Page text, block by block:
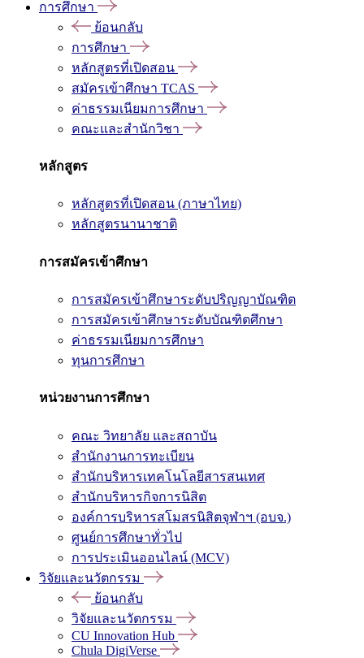
การศึกษา
ย้อนกลับ
การศึกษา
หลักสูตรที่เปิดสอน
สมัครเข้าศึกษา TCAS
ค่าธรรมเนียมการศึกษา
คณะและสำนักวิชา
หลักสูตร
หลักสูตรที่เปิดสอน (ภาษาไทย)
หลักสูตรนานาชาติ
การสมัครเข้าศึกษา
การสมัครเข้าศึกษาระดับปริญญาบัณฑิต
การสมัครเข้าศึกษาระดับบัณฑิตศึกษา
ค่าธรรมเนียมการศึกษา
ทุนการศึกษา
หน่วยงานการศึกษา
คณะ วิทยาลัย และสถาบัน
สำนักงานการทะเบียน
สำนักบริหารเทคโนโลยีสารสนเทศ
สำนักบริหารกิจการนิสิต
องค์การบริหารสโมสรนิสิตจุฬาฯ (อบจ.)
ศูนย์การศึกษาทั่วไป
การประเมินออนไลน์ (MCV)
วิจัยและนวัตกรรม
ย้อนกลับ
วิจัยและนวัตกรรม
CU Innovation Hub
Chula DigiVerse